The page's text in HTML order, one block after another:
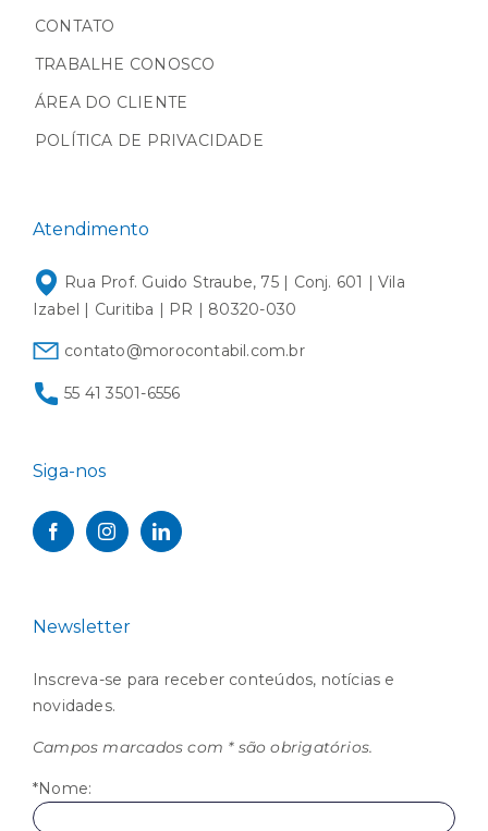
CONTATO
TRABALHE CONOSCO
ÁREA DO CLIENTE
POLÍTICA DE PRIVACIDADE
Atendimento
Rua Prof. Guido Straube, 75 | Conj. 601 | Vila
Izabel | Curitiba | PR | 80320-030
contato@morocontabil.com.br
55 41 3501-6556
Siga-nos
Newsletter
Inscreva-se para receber conteúdos, notícias e
novidades.
Campos marcados com * são obrigatórios.
*Nome: